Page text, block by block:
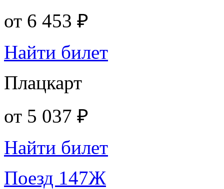
от 6 453 ₽
Найти билет
Плацкарт
от 5 037 ₽
Найти билет
Поезд 147Ж